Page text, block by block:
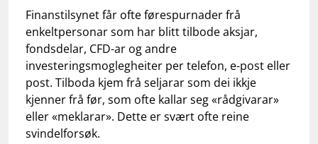
Finanstilsynet får ofte førespurnader frå
enkeltpersonar som har blitt tilbode aksjar,
fondsdelar, CFD-ar og andre
investeringsmoglegheiter per telefon, e-post eller
post. Tilboda kjem frå seljarar som dei ikkje
kjenner frå før, som ofte kallar seg «rådgivarar»
eller «meklarar». Dette er svært ofte reine
svindelforsøk.